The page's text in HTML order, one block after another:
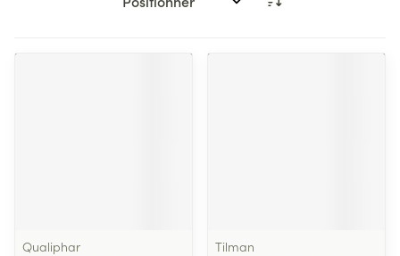
Trier par:
Qualiphar
Tilman